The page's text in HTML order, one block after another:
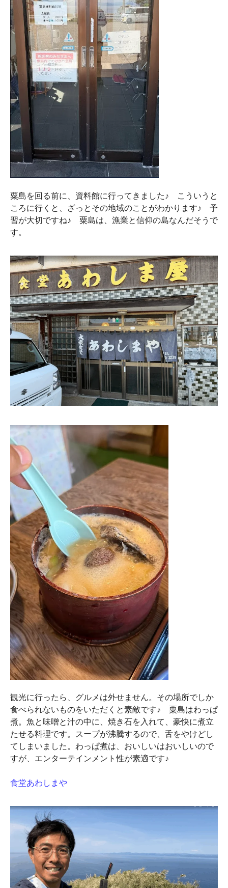
粟島を回る前に、資料館に行ってきました♪ こういうと
ころに行くと、ざっとその地域のことがわかります♪ 予
習が大切ですね♪ 粟島は、漁業と信仰の島なんだそうで
す。
観光に行ったら、グルメは外せません。その場所でしか
食べられないものをいただくと素敵です♪ 粟島はわっぱ
煮。魚と味噌と汁の中に、焼き石を入れて、豪快に煮立
たせる料理です。スープが沸騰するので、舌をやけどし
てしまいました。わっぱ煮は、おいしいはおいしいので
すが、エンターテインメント性が素適です♪
食堂あわしまや